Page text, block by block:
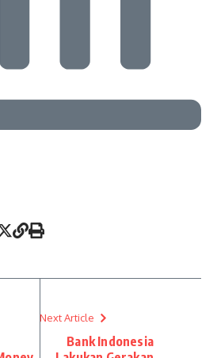
Next Article
Bank Indonesia